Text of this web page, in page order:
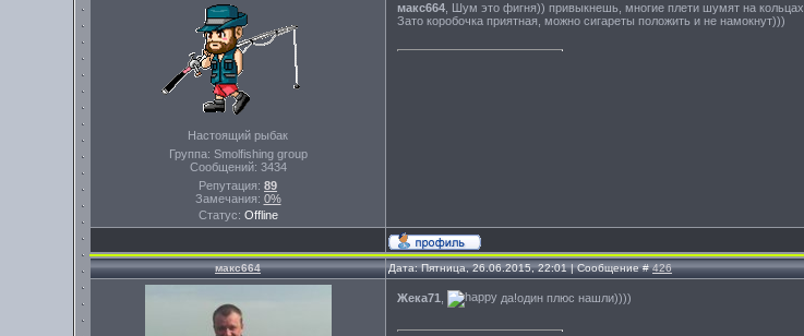
Настоящий рыбак
Группа: Smolfishing group
Сообщений: 3434
Репутация: 89
Замечания: 0%
Статус: Offline
макс664 , Шум это фигня)) привыкнешь, многие плети шумят на кольцах.
Зато коробочка приятная, можно сигареты положить и не намокнут)))
макс664 Дата: Пятница, 26.06.2015, 22:01 | Сообщение #426
Жека71 да!один плюс нашли))))